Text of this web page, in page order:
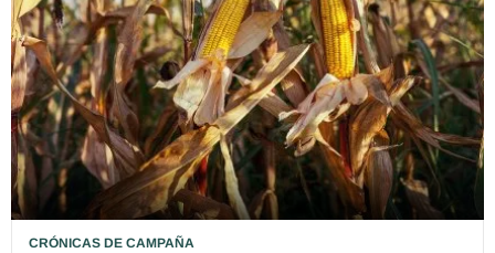
CRÓNICAS DE CAMPAÑA